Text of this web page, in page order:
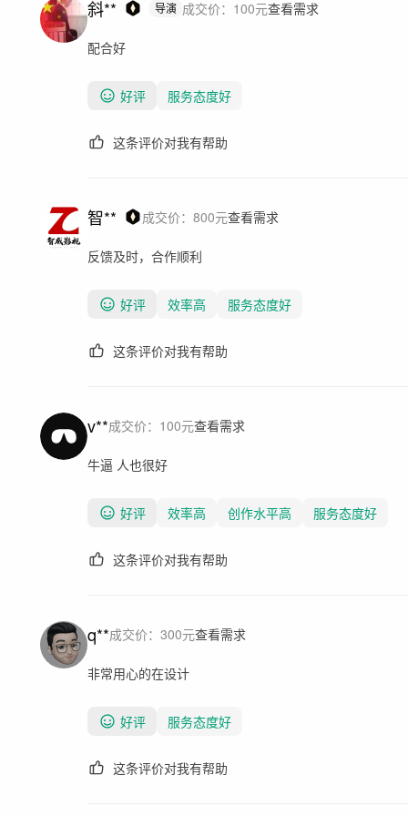
斜** 导演 成交价： 100元查看需求
配合好
好评 服务态度好
这条评价对我有帮助
智** 成交价： 800元查看需求
反馈及时，合作顺利
好评 效率高 服务态度好
这条评价对我有帮助
v**成交价： 100元查看需求
牛逼 人也很好
好评 效率高 创作水平高 服务态度好
这条评价对我有帮助
q**成交价： 300元查看需求
非常用心的在设计
好评 服务态度好
这条评价对我有帮助